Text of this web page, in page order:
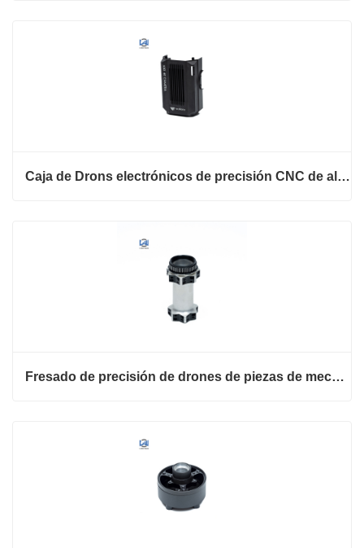
Caja de Drons electrónicos de precisión CNC de aleación de aluminio anodizado
Fresado de precisión de drones de piezas de mecanizado CNC de aluminio